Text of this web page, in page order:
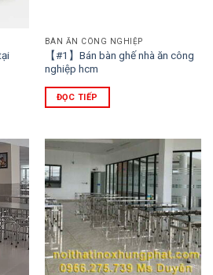
BÀN ĂN CÔNG NGHIỆP
【#1】Bán bàn ghế nhà ăn công
nghiệp hcm
ĐỌC TIẾP